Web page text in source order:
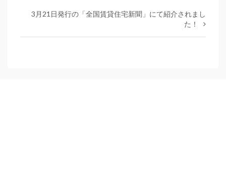
3月21日発行の「全国賃貸住宅新聞」にて紹介されまし
た！